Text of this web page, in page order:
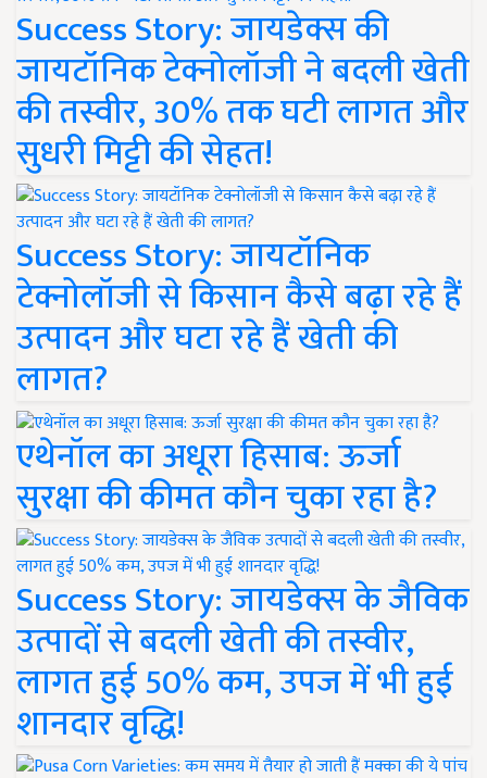
Success Story: जायडेक्स की
जायटॉनिक टेक्नोलॉजी ने बदली खेती
की तस्वीर, 30% तक घटी लागत और
सुधरी मिट्टी की सेहत!
Success Story: जायटॉनिक
टेक्नोलॉजी से किसान कैसे बढ़ा रहे हैं
उत्पादन और घटा रहे हैं खेती की
लागत?
एथेनॉल का अधूरा हिसाब: ऊर्जा
सुरक्षा की कीमत कौन चुका रहा है?
Success Story: जायडेक्स के जैविक
उत्पादों से बदली खेती की तस्वीर,
लागत हुई 50% कम, उपज में भी हुई
शानदार वृद्धि!